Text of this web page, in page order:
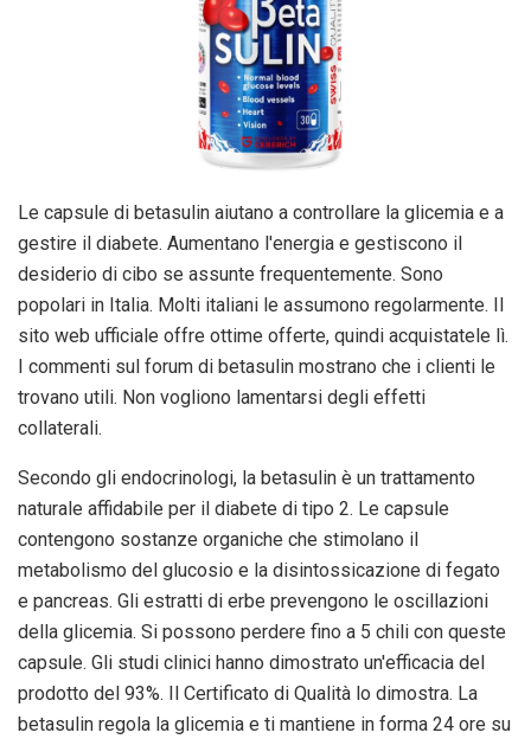
Le capsule di betasulin aiutano a controllare la glicemia e a
gestire il diabete. Aumentano l'energia e gestiscono il
desiderio di cibo se assunte frequentemente. Sono
popolari in Italia. Molti italiani le assumono regolarmente. Il
sito web ufficiale offre ottime offerte, quindi acquistatele lì.
I commenti sul forum di betasulin mostrano che i clienti le
trovano utili. Non vogliono lamentarsi degli effetti
collaterali.
Secondo gli endocrinologi, la betasulin è un trattamento
naturale affidabile per il diabete di tipo 2. Le capsule
contengono sostanze organiche che stimolano il
metabolismo del glucosio e la disintossicazione di fegato
e pancreas. Gli estratti di erbe prevengono le oscillazioni
della glicemia. Si possono perdere fino a 5 chili con queste
capsule. Gli studi clinici hanno dimostrato un'efficacia del
prodotto del 93%. Il Certificato di Qualità lo dimostra. La
betasulin regola la glicemia e ti mantiene in forma 24 ore su